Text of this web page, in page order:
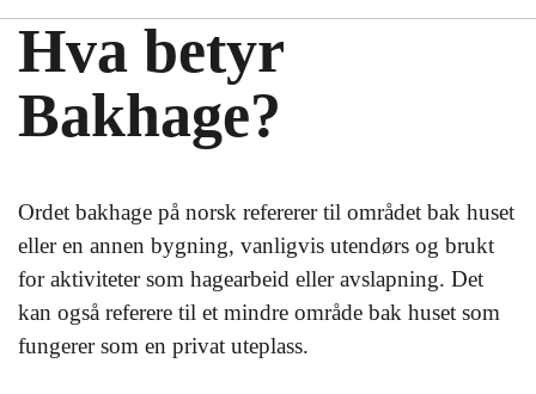
Hva betyr
Bakhage?
Ordet bakhage på norsk refererer til området bak huset
eller en annen bygning, vanligvis utendørs og brukt
for aktiviteter som hagearbeid eller avslapning. Det
kan også referere til et mindre område bak huset som
fungerer som en privat uteplass.